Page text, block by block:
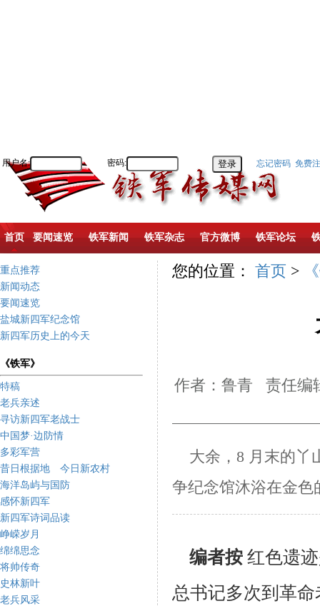
用户名: 密码: 忘记密码 免费
首页 要闻速览 铁军新闻 铁军杂志 官方微博 铁军论坛
重点推荐
新闻动态
要闻速览
盐城新四军纪念馆
新四军历史上的今天
《铁军》
特稿
老兵亲述
寻访新四军老战士
中国梦·边防情
多彩军营
昔日根据地 今日新农村
海洋岛屿与国防
感怀新四军
新四军诗词品读
峥嵘岁月
绵绵思念
将帅传奇
史林新叶
老兵风采
您的位置： 首页 >
作者：鲁青 责任编
大余，8 月末的丫
争纪念馆沐浴在金色
编者按 红色遗
总书记多次到革